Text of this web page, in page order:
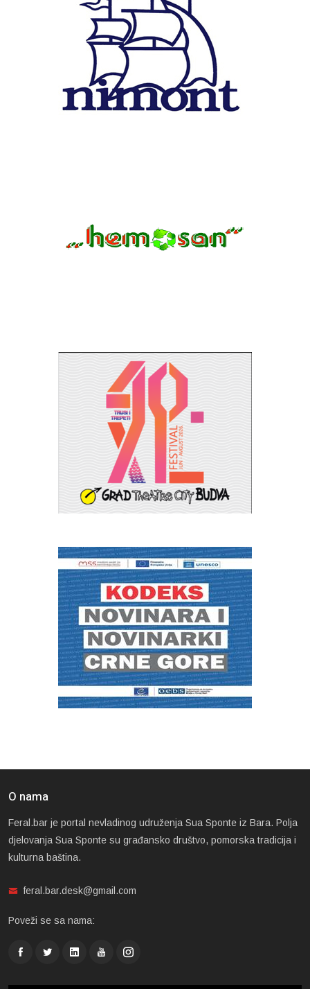
O nama
Feral.bar je portal nevladinog udruženja Sua Sponte iz Bara. Polja
djelovanja Sua Sponte su građansko društvo, pomorska tradicija i
kulturna baština.
feral.bar.desk@gmail.com
Poveži se sa nama: